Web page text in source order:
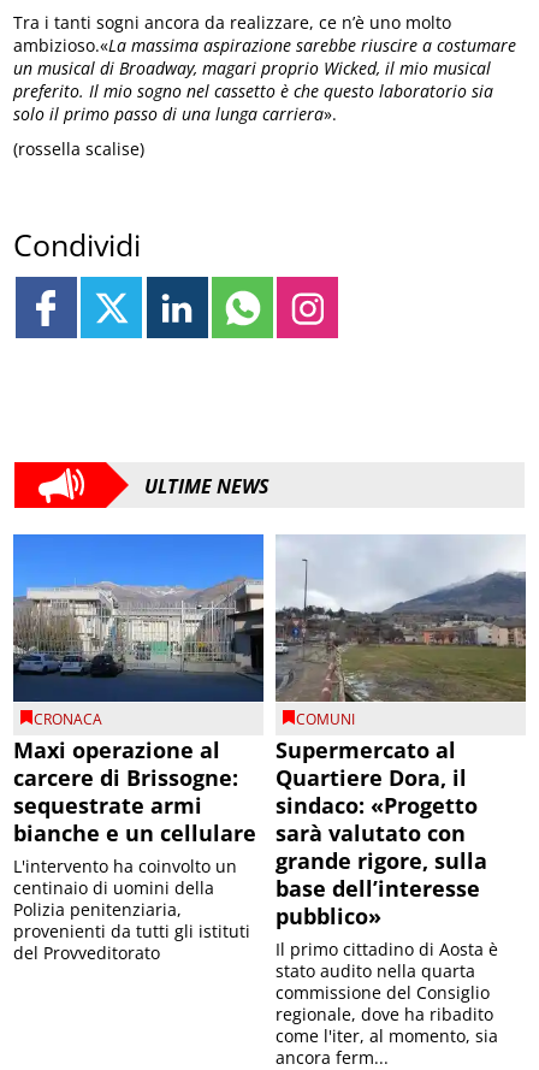
Tra i tanti sogni ancora da realizzare, ce n’è uno molto
ambizioso.«La massima aspirazione sarebbe riuscire a costumare
un musical di Broadway, magari proprio Wicked, il mio musical
preferito. Il mio sogno nel cassetto è che questo laboratorio sia
solo il primo passo di una lunga carriera».
(rossella scalise)
Condividi
ULTIME NEWS
CRONACA
Maxi operazione al
carcere di Brissogne:
sequestrate armi
bianche e un cellulare
L'intervento ha coinvolto un
centinaio di uomini della
Polizia penitenziaria,
provenienti da tutti gli istituti
del Provveditorato
COMUNI
Supermercato al
Quartiere Dora, il
sindaco: «Progetto
sarà valutato con
grande rigore, sulla
base dell’interesse
pubblico»
Il primo cittadino di Aosta è
stato audito nella quarta
commissione del Consiglio
regionale, dove ha ribadito
come l'iter, al momento, sia
ancora ferm...